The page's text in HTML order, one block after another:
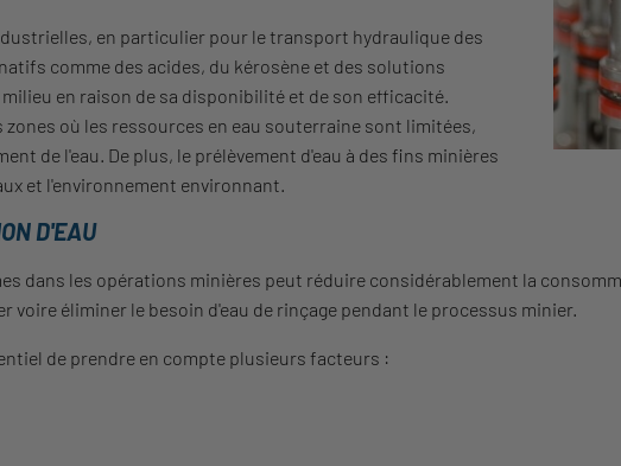
en particulier pour le transport hydraulique des
comme des acides, du kérosène et des solutions
en raison de sa disponibilité et de son efficacité.
où les ressources en eau souterraine sont limitées,
de l'eau. De plus, le prélèvement d'eau à des fins minières
et l'environnement environnant.
D'EAU
dans les opérations minières peut réduire considérablement la
éliminer le besoin d'eau de rinçage pendant le processus minier.
de prendre en compte plusieurs facteurs :